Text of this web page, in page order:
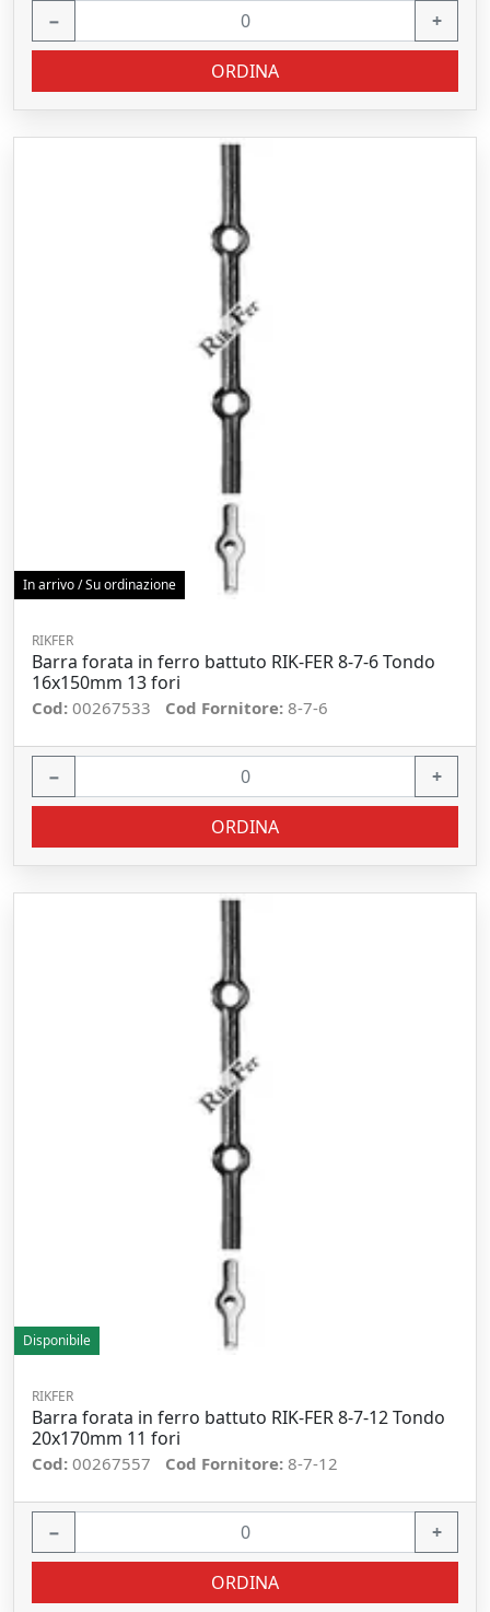
− +
ORDINA
In arrivo / Su ordinazione
RIKFER
Barra forata in ferro battuto RIK-FER 8-7-6 Tondo
16x150mm 13 fori
Cod: 00267533 Cod Fornitore: 8-7-6
− +
ORDINA
Disponibile
RIKFER
Barra forata in ferro battuto RIK-FER 8-7-12 Tondo
20x170mm 11 fori
Cod: 00267557 Cod Fornitore: 8-7-12
− +
ORDINA